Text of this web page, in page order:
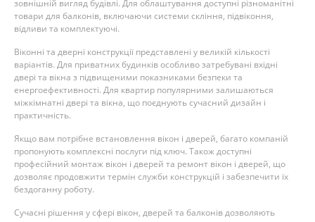
зовнішній вигляд будівлі. Для облаштування доступні різноманітні
товари для балконів, включаючи системи скління, підвіконня,
відливи та комплектуючі.
Віконні та дверні конструкції представлені у великій кількості
варіантів. Для приватних будинків особливо затребувані вхідні
двері та вікна з підвищеними показниками безпеки та
енергоефективності. Для квартир популярними залишаються
міжкімнатні двері та вікна, що поєднують сучасний дизайн і
практичність.
Якщо вам потрібне встановлення вікон і дверей, багато компаній
пропонують комплексні послуги під ключ. Також доступні
професійний монтаж вікон і дверей та ремонт вікон і дверей, що
дозволяє продовжити термін служби конструкцій і забезпечити їх
бездоганну роботу.
Сучасні рішення у сфері вікон, дверей та балконів дозволяють